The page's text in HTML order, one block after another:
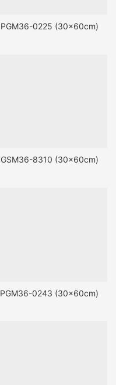
PGM36-0225 (30x60cm)
GSM36-8310 (30x60cm)
PGM36-0243 (30x60cm)